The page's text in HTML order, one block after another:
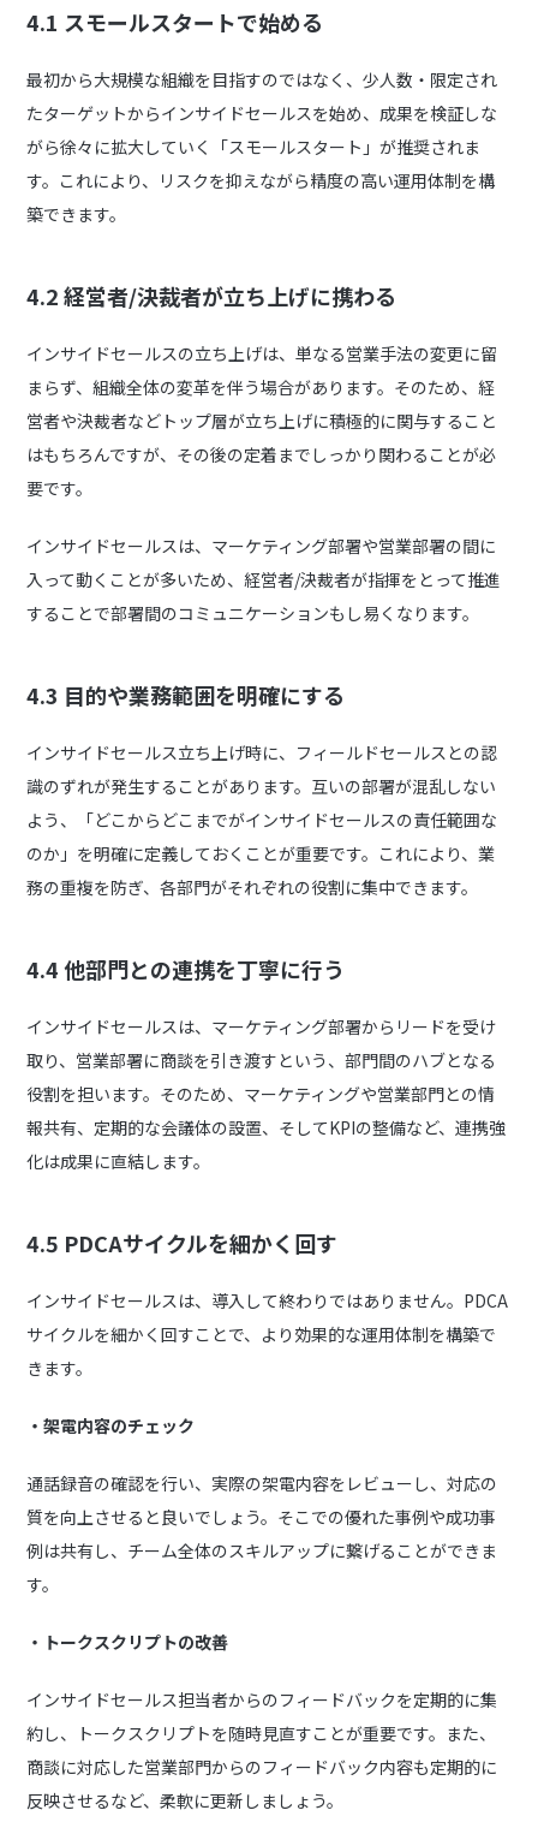
4.1 スモールスタートで始める
最初から大規模な組織を目指すのではなく、少人数・限定され
たターゲットからインサイドセールスを始め、成果を検証しな
がら徐々に拡大していく「スモールスタート」が推奨されま
す。これにより、リスクを抑えながら精度の高い運用体制を構
築できます。
4.2経営者/決裁者が立ち上げに携わる
インサイドセールスの立ち上げは、単なる営業手法の変更に留
まらず、組織全体の変革を伴う場合があります。そのため、経
営者や決裁者などトップ層が立ち上げに積極的に関与すること
はもちろんですが、その後の定着までしっかり関わることが必
要です。
インサイドセールスは、マーケティング部署や営業部署の間に
入って動くことが多いため、経営者/決裁者が指揮をとって推進
することで部署間のコミュニケーションもし易くなります。
4.3 目的や業務範囲を明確にする
インサイドセールス立ち上げ時に、フィールドセールスとの認
識のずれが発生することがあります。互いの部署が混乱しない
よう、「どこからどこまでがインサイドセールスの責任範囲な
のか」を明確に定義しておくことが重要です。これにより、業
務の重複を防ぎ、各部門がそれぞれの役割に集中できます。
4.4 他部門との連携を丁寧に行う
インサイドセールスは、マーケティング部署からリードを受け
取り、営業部署に商談を引き渡すという、部門間のハブとなる
役割を担います。そのため、マーケティングや営業部門との情
報共有、定期的な会議体の設置、そしてKPIの整備など、連携強
化は成果に直結します。
4.5 PDCAサイクルを細かく回す
インサイドセールスは、導入して終わりではありません。PDCA
サイクルを細かく回すことで、より効果的な運用体制を構築で
きます。
・架電内容のチェック
通話録音の確認を行い、実際の架電内容をレビューし、対応の
質を向上させると良いでしょう。そこでの優れた事例や成功事
例は共有し、チーム全体のスキルアップに繋げることができま
す。
・ トークスクリプトの改善
インサイドセールス担当者からのフィードバックを定期的に集
約し、トークスクリプトを随時見直すことが重要です。また、
商談に対応した営業部門からのフィードバック内容も定期的に
反映させるなど、柔軟に更新しましょう。